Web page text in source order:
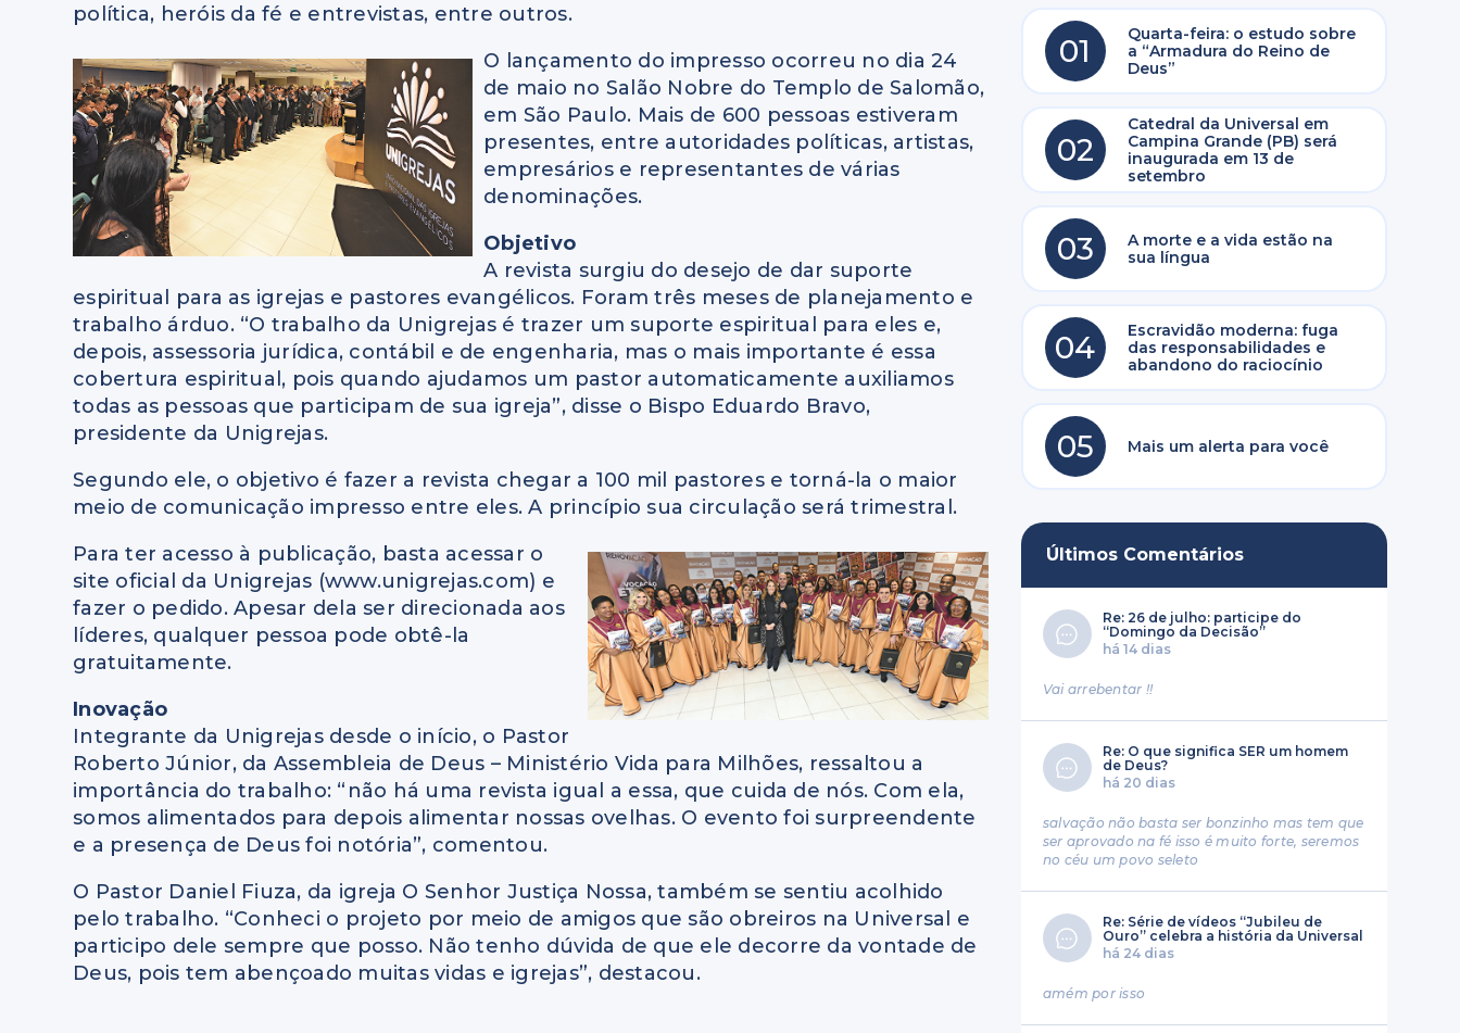
política, heróis da fé e entrevistas, entre outros.
O lançamento do impresso ocorreu no dia 24
de maio no Salão Nobre do Templo de Salomão,
em São Paulo. Mais de 600 pessoas estiveram
presentes, entre autoridades políticas, artistas,
empresários e representantes de várias
denominações.
Objetivo
A revista surgiu do desejo de dar suporte
espiritual para as igrejas e pastores evangélicos. Foram três meses de planejamento e
trabalho árduo. “O trabalho da Unigrejas é trazer um suporte espiritual para eles e,
depois, assessoria jurídica, contábil e de engenharia, mas o mais importante é essa
cobertura espiritual, pois quando ajudamos um pastor automaticamente auxiliamos
todas as pessoas que participam de sua igreja”, disse o Bispo Eduardo Bravo,
presidente da Unigrejas.
Segundo ele, o objetivo é fazer a revista chegar a 100 mil pastores e torná-la o maior
meio de comunicação impresso entre eles. A princípio sua circulação será trimestral.
Para ter acesso à publicação, basta acessar o
site oficial da Unigrejas (www.unigrejas.com) e
fazer o pedido. Apesar dela ser direcionada aos
líderes, qualquer pessoa pode obtê-la
gratuitamente.
Inovação
Integrante da Unigrejas desde o início, o Pastor
Roberto Júnior, da Assembleia de Deus – Ministério Vida para Milhões, ressaltou a
importância do trabalho: “não há uma revista igual a essa, que cuida de nós. Com ela,
somos alimentados para depois alimentar nossas ovelhas. O evento foi surpreendente
e a presença de Deus foi notória”, comentou.
O Pastor Daniel Fiuza, da igreja O Senhor Justiça Nossa, também se sentiu acolhido
pelo trabalho. “Conheci o projeto por meio de amigos que são obreiros na Universal e
participo dele sempre que posso. Não tenho dúvida de que ele decorre da vontade de
Deus, pois tem abençoado muitas vidas e igrejas”, destacou.
01
Quarta-feira: o estudo sobre
a “Armadura do Reino de
Deus”
02
Catedral da Universal em
Campina Grande (PB) será
inaugurada em 13 de
setembro
03
A morte e a vida estão na
sua língua
04
Escravidão moderna: fuga
das responsabilidades e
abandono do raciocínio
05 Mais um alerta para você
Últimos Comentários
Re: 26 de julho: participe do
“Domingo da Decisão”
há 14 dias
Vai arrebentar !!
Re: O que significa SER um homem
de Deus?
há 20 dias
salvação não basta ser bonzinho mas tem que
ser aprovado na fé isso é muito forte, seremos
no céu um povo seleto
Re: Série de vídeos “Jubileu de
Ouro” celebra a história da Universal
há 24 dias
amém por isso